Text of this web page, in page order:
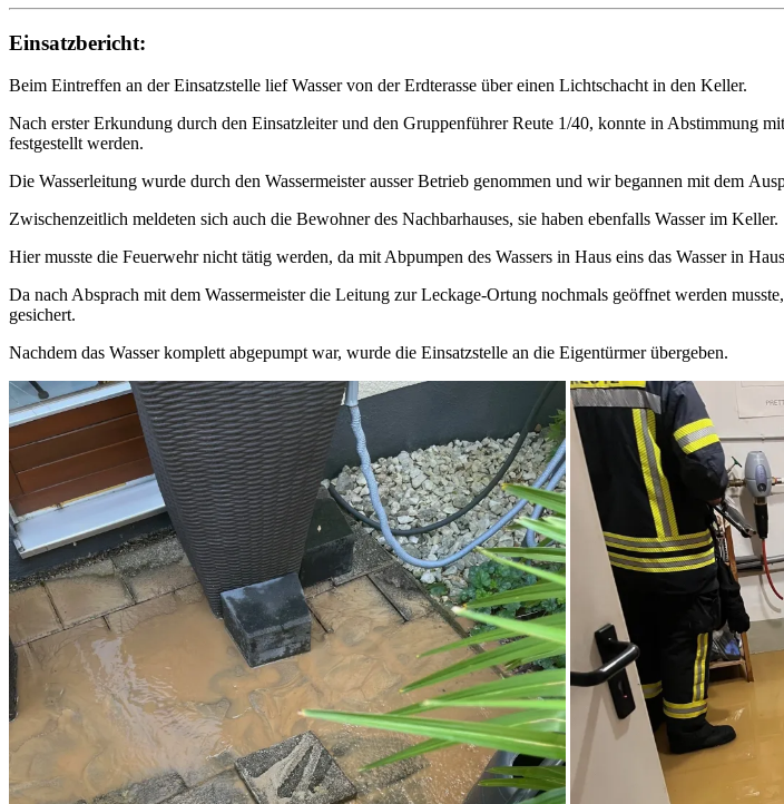
Einsatzbericht:
Beim Eintreffen an der Einsatzstelle lief Wasser von der Erdterasse über einen Lichtschacht in den Keller.
Nach erster Erkundung durch den Einsatzleiter und den Gruppenführer Reute 1/40, konnte in Abstimmung
festgestellt werden.
Die Wasserleitung wurde durch den Wassermeister ausser Betrieb genommen und wir begannen mit dem
Zwischenzeitlich meldeten sich auch die Bewohner des Nachbarhauses, sie haben ebenfalls Wasser im Keller.
Hier musste die Feuerwehr nicht tätig werden, da mit Abpumpen des Wassers in Haus eins das Wasser in
Da nach Absprach mit dem Wassermeister die Leitung zur Leckage-Ortung nochmals geöffnet werden
gesichert.
Nachdem das Wasser komplett abgepumpt war, wurde die Einsatzstelle an die Eigentürmer übergeben.